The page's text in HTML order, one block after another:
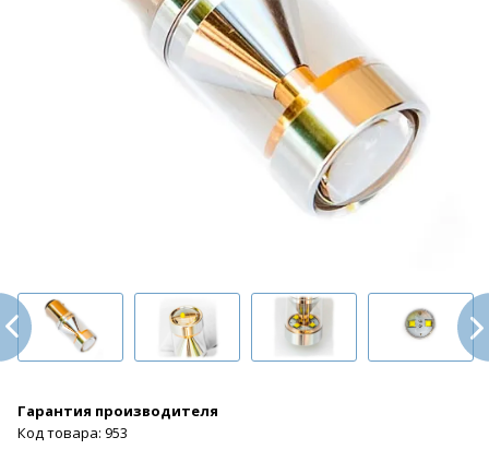
Гарантия производителя
Код товара: 953